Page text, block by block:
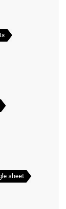
sheet